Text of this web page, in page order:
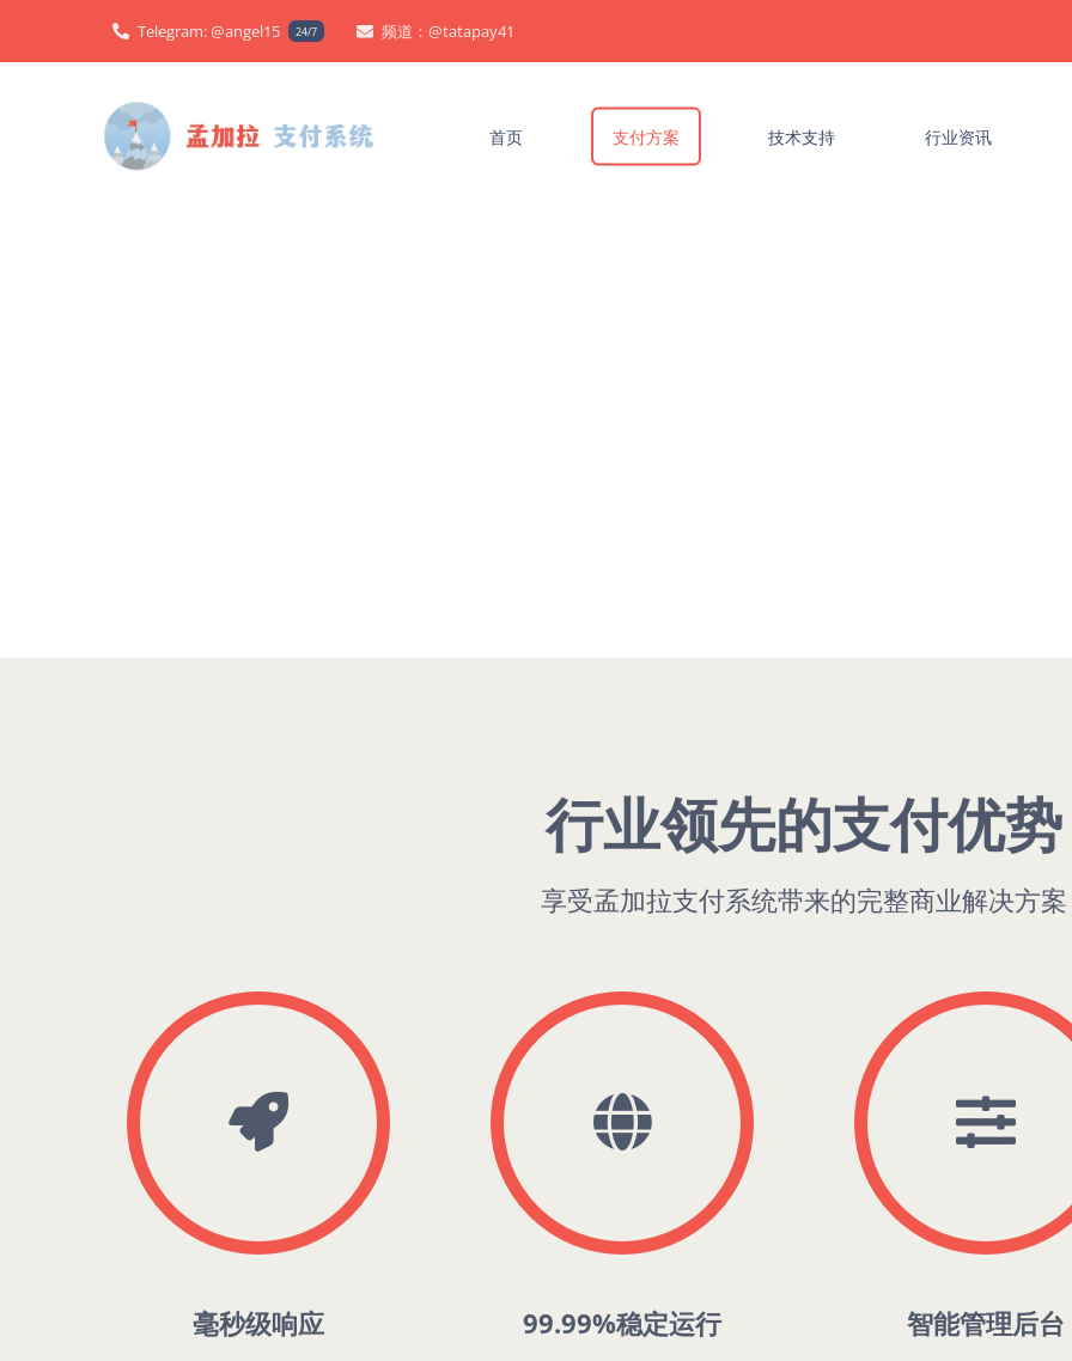
Telegram: @angel15 24/7 频道：@tatapay41
首页 支付方案 技术支持 行业资讯
行业领先的支付优势
享受孟加拉支付系统带来的完整商业解决方案
毫秒级响应 99.99%稳定运行 智能管理后台